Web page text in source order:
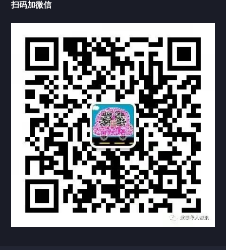
热门标签 TAG
机构链接
联系方式 关于我们
下载与支持
资料下载 视频中心
常见问题
购买流程 版权条款
扫码加微信